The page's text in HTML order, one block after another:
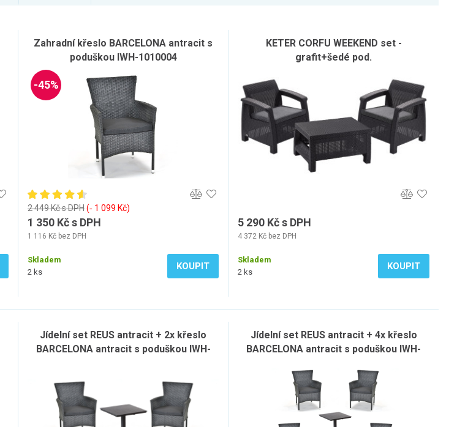
Zahradní křeslo BARCELONA antracit s
poduškou IWH-1010004
-45%
2 449 Kč s DPH(‐ 1 099 Kč)
1 350 Kč s DPH
1 116 Kč bez DPH
Skladem
2 ks
KOUPIT
KETER CORFU WEEKEND set -
grafit+šedé pod.
5 290 Kč s DPH
4 372 Kč bez DPH
Skladem
2 ks
KOUPIT
Jídelní set REUS antracit + 2x křeslo
BARCELONA antracit s poduškou IWH-
Jídelní set REUS antracit + 4x křeslo
BARCELONA antracit s poduškou IWH-